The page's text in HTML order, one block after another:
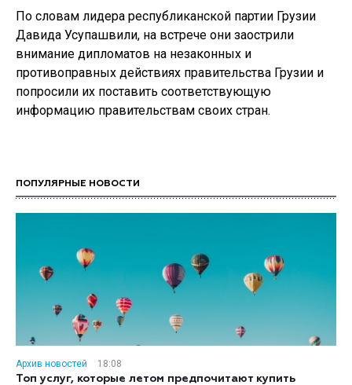
По словам лидера республиканской партии Грузии
Давида Усупашвили, на встрече они заострили
внимание дипломатов на незаконных и
противоправных действиях правительства Грузии и
попросили их поставить соответствующую
информацию правительствам своих стран.
ПОПУЛЯРНЫЕ НОВОСТИ
Архив новостей
18:08
Топ услуг, которые летом предпочитают купить